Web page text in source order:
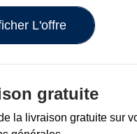
L'offre
gratuite
la livraison gratuite sur